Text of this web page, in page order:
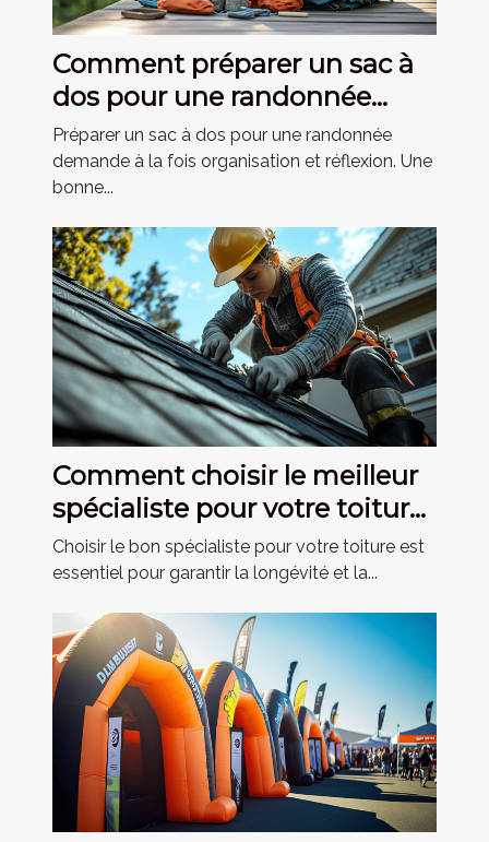
Comment préparer un sac à
dos pour une randonnée
réussie ?
Préparer un sac à dos pour une randonnée
demande à la fois organisation et réflexion. Une
bonne...
Comment choisir le meilleur
spécialiste pour votre toiture
?
Choisir le bon spécialiste pour votre toiture est
essentiel pour garantir la longévité et la...